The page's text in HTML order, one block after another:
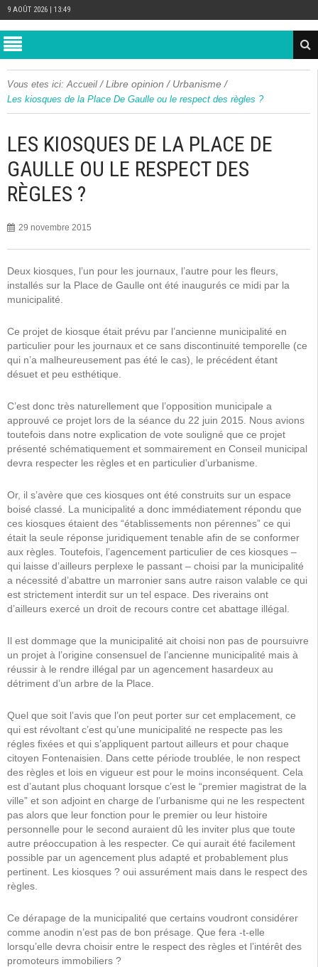
9 AOÛT 2026 | 13:49
Vous etes ici: Accueil /Libre opinion / Urbanisme /
Les kiosques de la Place De Gaulle ou le respect des règles ?
LES KIOSQUES DE LA PLACE DE
GAULLE OU LE RESPECT DES
RÈGLES ?
29 novembre 2015
Deux kiosques, l’un pour les journaux, l’autre pour les fleurs,
installés sur la Place de Gaulle ont été inaugurés ce midi par la
municipalité.
Ce projet de kiosque était prévu par l’ancienne municipalité en
particulier pour les journaux et ce sans discontinuité temporelle (ce
qui n’a malheureusement pas été le cas), le précédent étant
désuet et peu esthétique.
C’est donc très naturellement que l’opposition municipale a
approuvé ce projet lors de la séance du 22 juin 2015. Nous avions
toutefois dans notre explication de vote souligné que ce projet
présenté schématiquement et sommairement en Conseil municipal
devra respecter les règles et en particulier d’urbanisme.
Or, il s’avère que ces kiosques ont été construits sur un espace
boisé classé. La municipalité a donc immédiatement répondu que
ces kiosques étaient des “établissements non pérennes” ce qui
était la seule réponse juridiquement tenable afin de se conformer
aux règles. Toutefois, l’agencement particulier de ces kiosques –
qui laisse d’ailleurs perplexe le passant – choisi par la municipalité
a nécessité d’abattre un marronier sans autre raison valable ce qui
est strictement interdit sur un tel espace. Des riverains ont
d’ailleurs exercé un droit de recours contre cet abattage illégal.
Il est dommage que la municipalité ait choisi non pas de poursuivre
un projet à l’origine consensuel de l’ancienne municipalité mais à
réussir à le rendre illégal par un agencement hasardeux au
détriment d’un arbre de la Place.
Quel que soit l’avis que l’on peut porter sur cet emplacement, ce
qui est révoltant c’est qu’une municipalité ne respecte pas les
régles fixées et qui s’appliquent partout ailleurs et pour chaque
citoyen Fontenaisien. Dans cette période troublée, le non respect
des règles et lois en vigueur est pour le moins inconséquent. Cela
est d’autant plus choquant lorsque c’est le “premier magistrat de la
ville” et son adjoint en charge de l’urbanisme qui ne les respectent
pas alors que leur fonction pour le premier ou leur histoire
personnelle pour le second auraient dû les inviter plus que toute
autre préoccupation à les respecter. Ce qui aurait été facilement
possible par un agencement plus adapté et probablement plus
pertinent. Les kiosques ? oui assurément mais dans le respect des
règles.
Ce dérapage de la municipalité que certains voudront considérer
comme anodin n’est pas de bon présage. Que fera -t-elle
lorsqu’elle devra choisir entre le respect des règles et l’intérêt des
promoteurs immobiliers ?